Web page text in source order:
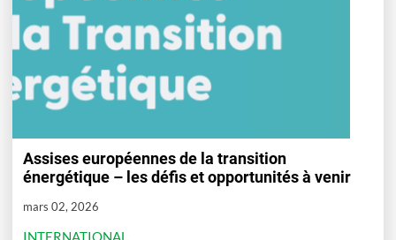
Assises européennes de la transition
énergétique – les défis et opportunités à venir
mars 02, 2026
INTERNATIONAL